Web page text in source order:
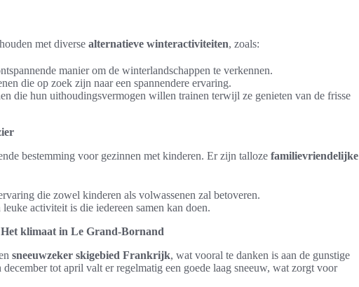
met diverse alternatieve winteractiviteiten, zoals:
manier om de winterlandschappen te verkennen.
die op zoek zijn naar een spannendere ervaring.
die hun uithoudingsvermogen willen trainen terwijl ze genieten van de frisse
bestemming voor gezinnen met kinderen. Er zijn talloze familievriendelijke
die zowel kinderen als volwassenen zal betoveren.
activiteit is die iedereen samen kan doen.
klimaat in Le Grand-Bornand
sneeuwzeker skigebied Frankrijk, wat vooral te danken is aan de gunstige
tot april valt er regelmatig een goede laag sneeuw, wat zorgt voor